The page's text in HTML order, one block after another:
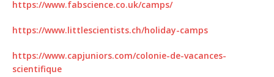
https://www.fabscience.co.uk/camps/
https://www.littlescientists.ch/holiday-camps
https://www.capjuniors.com/colonie-de-vacances-
scientifique